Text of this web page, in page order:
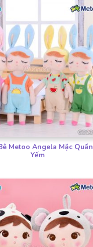
Metoo Angela Mặc Quần
Yếm